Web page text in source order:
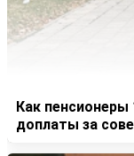
Как пенсионеры
доплаты за